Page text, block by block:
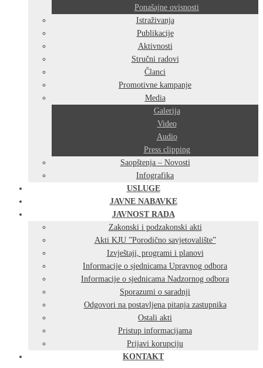
Ponašajne ovisnosti
Istraživanja
Publikacije
Aktivnosti
Stručni radovi
Članci
Promotivne kampanje
Media
Galerija
Video
Audio
Press clipping
Saopštenja – Novosti
Infografika
USLUGE
JAVNE NABAVKE
JAVNOST RADA
Zakonski i podzakonski akti
Akti KJU ”Porodično savjetovalište”
Izvještaji, programi i planovi
Informacije o sjednicama Upravnog odbora
Informacije o sjednicama Nadzornog odbora
Sporazumi o saradnji
Odgovori na postavljena pitanja zastupnika
Ostali akti
Pristup informacijama
Prijavi korupciju
KONTAKT